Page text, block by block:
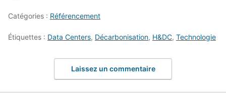
Catégories : Référencement
Étiquettes : Data Centers, Décarbonisation, H&DC, Technologie
Laissez un commentaire